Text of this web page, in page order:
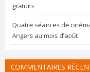
gratuits
Quatre séances de
Angers au mois d’août
COMMENTAIRES